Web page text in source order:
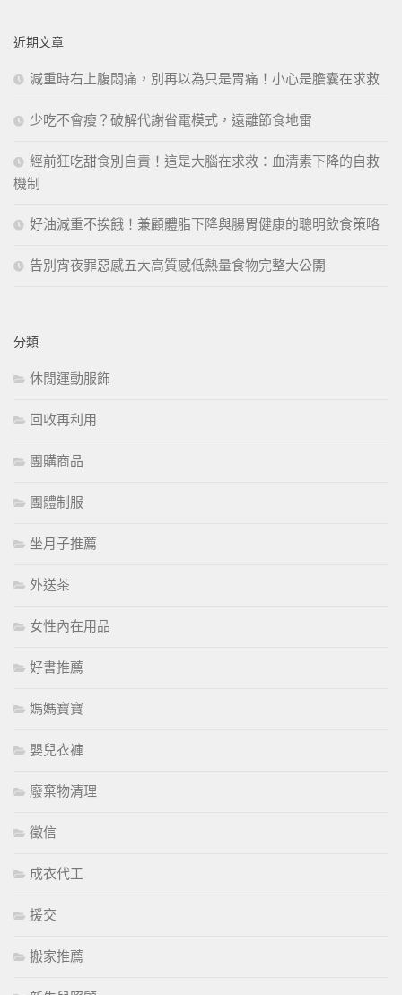
字:
近期文章
減重時右上腹悶痛，別再以為只是胃痛！小心是膽囊在求救
少吃不會瘦？破解代謝省電模式，遠離節食地雷
經前狂吃甜食別自責！這是大腦在求救：血清素下降的自救
機制
好油減重不挨餓！兼顧體脂下降與腸胃健康的聰明飲食策略
告別宵夜罪惡感五大高質感低熱量食物完整大公開
分類
休閒運動服飾
回收再利用
團購商品
團體制服
坐月子推薦
外送茶
女性內在用品
好書推薦
媽媽寶寶
嬰兒衣褲
廢棄物清理
徵信
成衣代工
援交
搬家推薦